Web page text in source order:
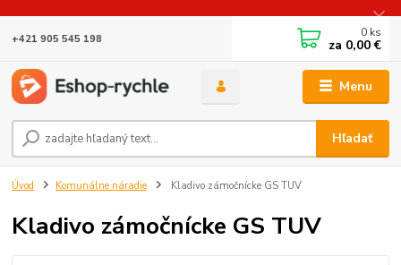
Menu
Hľadať
+421 905 545 198 0 ks
za 0,00 €
Úvod Komunálne náradie Kladivo zámočnícke GS TUV
Kladivo zámočnícke GS TUV